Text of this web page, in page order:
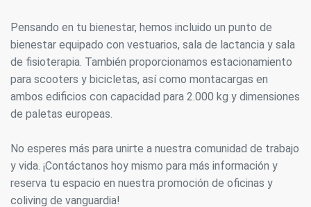
Pensando en tu bienestar, hemos incluido un punto de
bienestar equipado con vestuarios, sala de lactancia y sala
de fisioterapia. También proporcionamos estacionamiento
para scooters y bicicletas, así como montacargas en
ambos edificios con capacidad para 2.000 kg y dimensiones
de paletas europeas.
No esperes más para unirte a nuestra comunidad de trabajo
y vida. ¡Contáctanos hoy mismo para más información y
reserva tu espacio en nuestra promoción de oficinas y
coliving de vanguardia!